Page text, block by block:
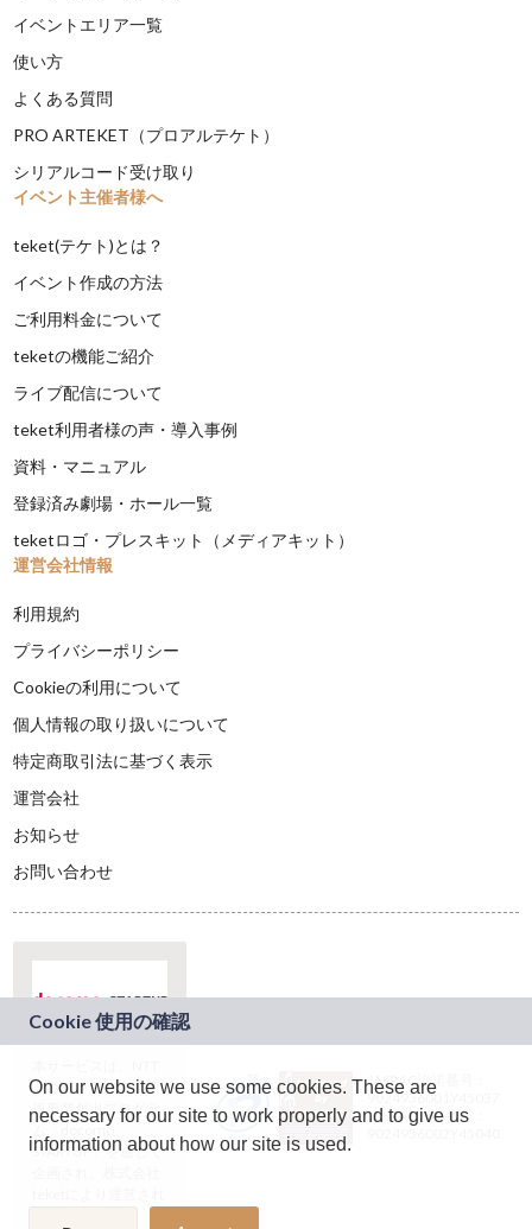
イベントエリア一覧
使い方
よくある質問
PRO ARTEKET（プロアルテケト）
シリアルコード受け取り
イベント主催者様へ
teket(テケト)とは？
イベント作成の方法
ご利用料金について
teketの機能ご紹介
ライブ配信について
teket利用者様の声・導入事例
資料・マニュアル
登録済み劇場・ホール一覧
teketロゴ・プレスキット（メディアキット）
運営会社情報
利用規約
プライバシーポリシー
Cookieの利用について
個人情報の取り扱いについて
特定商取引法に基づく表示
運営会社
お知らせ
お問い合わせ
ドコモグループの新
規事業創出プログラ
ム「docomo
STARTUP」を通じて
JASRAC許諾番号：
9024936001Y45037
JASRAC許諾番号：
On our website we use some cookies. These are
necessary for our site to work properly and to give us
information about how our site is used.